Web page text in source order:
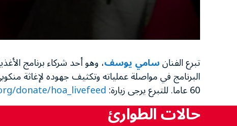
تبرع الفنانسامي يوسف، وهو أحد شركاء برنامج
البرنامج في مواصلة عملياته وتكثيف جهوده لإغاثة
60 عاما. للتبرع يرجى زيارة: donate/hoa_livefeed
حالات الطوارئ